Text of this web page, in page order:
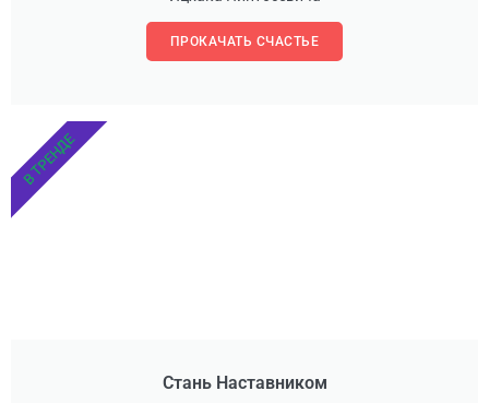
ПРОКАЧАТЬ СЧАСТЬЕ
Стань Наставником
В ТРЕНДЕ